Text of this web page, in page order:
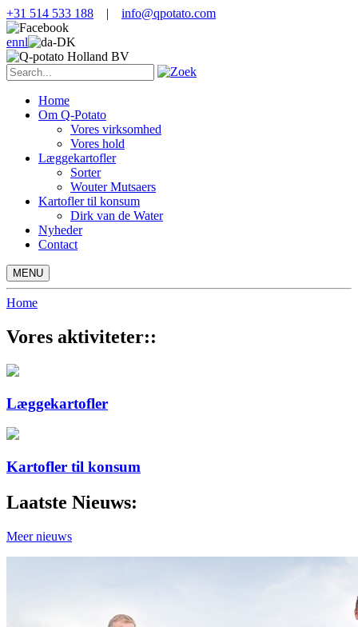
+31 514 533 188 | info@qpotato.com
ennl
Home
Om Q-Potato
Vores virksomhed
Vores hold
Læggekartofler
Sorter
Wouter Mutsaers
Kartofler til konsum
Dirk van de Water
Nyheder
Contact
MENU
Home
Vores aktiviteter::
Læggekartofler
Kartofler til konsum
Laatste Nieuws:
Meer nieuws